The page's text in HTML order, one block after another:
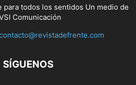
para todos los sentidos Un medio de
Comunicación
SÍGUENOS